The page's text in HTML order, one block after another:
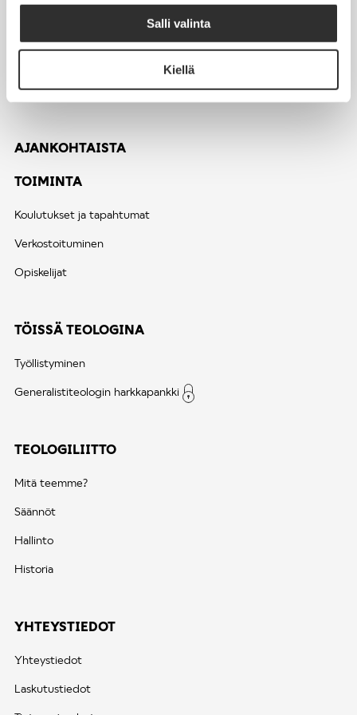
Salli valinta
Kiellä
Jäsenedut
Usein kysytyt kysymykset ja valtakirja
AJANKOHTAISTA
TOIMINTA
Koulutukset ja tapahtumat
Verkostoituminen
Opiskelijat
TÖISSÄ TEOLOGINA
Työllistyminen
Generalistiteologin harkkapankki
TEOLOGILIITTO
Mitä teemme?
Säännöt
Hallinto
Historia
YHTEYSTIEDOT
Yhteystiedot
Laskutustiedot